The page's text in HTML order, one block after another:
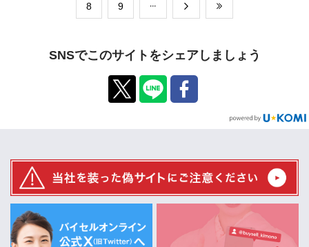
​8 ​9
SNSでこのサイトをシェアしましょう